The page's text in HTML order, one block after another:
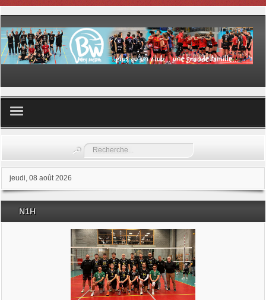
Les samedis du sport
Les stages
Documents
Rechercher
jeudi, 08 août 2026
N1H